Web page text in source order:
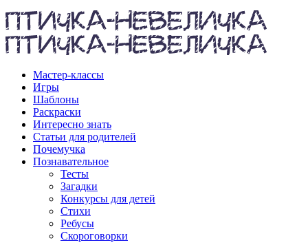
Мастер-классы
Игры
Шаблоны
Раскраски
Интересно знать
Статьи для родителей
Почемучка
Познавательное
Тесты
Загадки
Конкурсы для детей
Стихи
Ребусы
Скороговорки